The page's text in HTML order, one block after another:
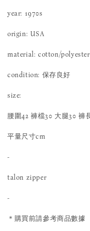
year: 1970s
origin: USA
material: cotton/polyester
condition: 保存良好
size:
腰圍42 褲檔30 大腿30 褲
平量尺寸cm
-
talon zipper
-
＊購買前請參考商品數據